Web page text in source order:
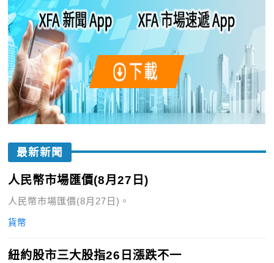
最新新聞
人民幣市場匯價(8月27日)
人民幣市場匯價(8月27日)。
貨幣
紐約股市三大股指26日漲跌不一